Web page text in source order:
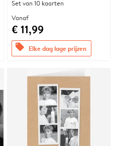
Set van 10 kaarten
Vanaf
€ 11,99
offers Elke dag lage prijzen